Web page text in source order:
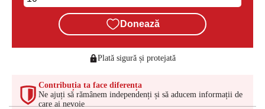
Donează
Plată sigură și protejată
Contribuția ta face diferența
Ne ajuți să rămânem independenți și să aducem informații de
care ai nevoie